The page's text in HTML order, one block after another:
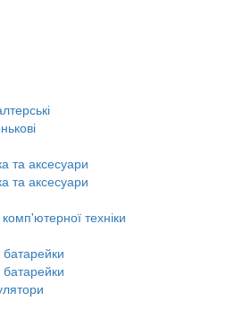
та аксесуари
та аксесуари
техніки
батарейки
батарейки